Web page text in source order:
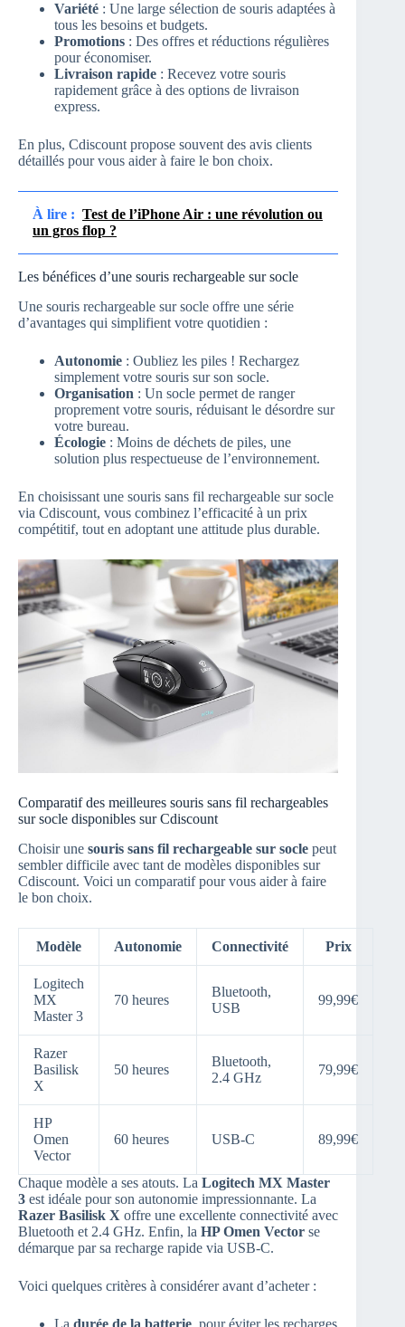
Variété : Une large sélection de souris adaptées à
tous les besoins et budgets.
Promotions : Des offres et réductions régulières
pour économiser.
Livraison rapide : Recevez votre souris
rapidement grâce à des options de livraison
express.
En plus, Cdiscount propose souvent des avis clients
détaillés pour vous aider à faire le bon choix.
À lire : Test de l’iPhone Air : une révolution ou
un gros flop ?
Les bénéfices d’une souris rechargeable sur socle
Une souris rechargeable sur socle offre une série
d’avantages qui simplifient votre quotidien :
Autonomie : Oubliez les piles ! Rechargez
simplement votre souris sur son socle.
Organisation : Un socle permet de ranger
proprement votre souris, réduisant le désordre sur
votre bureau.
Écologie : Moins de déchets de piles, une
solution plus respectueuse de l’environnement.
En choisissant une souris sans fil rechargeable sur socle
via Cdiscount, vous combinez l’efficacité à un prix
compétitif, tout en adoptant une attitude plus durable.
Comparatif des meilleures souris sans fil rechargeables
sur socle disponibles sur Cdiscount
Choisir une souris sans fil rechargeable sur socle peut
sembler difficile avec tant de modèles disponibles sur
Cdiscount. Voici un comparatif pour vous aider à faire
le bon choix.
Modèle Autonomie Connectivité Prix
Logitech
MX
Master 3
70 heures
Bluetooth,
USB
99,99€
Razer
Basilisk
X
50 heures
Bluetooth,
2.4 GHz
79,99€
HP
Omen
Vector
60 heures USB-C 89,99€
Chaque modèle a ses atouts. La Logitech MX Master
3 est idéale pour son autonomie impressionnante. La
Razer Basilisk X offre une excellente connectivité avec
Bluetooth et 2.4 GHz. Enfin, la HP Omen Vector se
démarque par sa recharge rapide via USB-C.
Voici quelques critères à considérer avant d’acheter :
La durée de la batterie , pour éviter les recharges